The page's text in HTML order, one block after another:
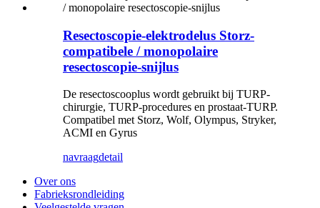
Resectoscopie-elektrodelus Storz-
compatibele / monopolaire
resectoscopie-snijlus
De resectoscooplus wordt gebruikt bij TURP-
chirurgie, TURP-procedures en prostaat-TURP.
Compatibel met Storz, Wolf, Olympus, Stryker,
ACMI en Gyrus
navraagdetail
Over ons
Fabrieksrondleiding